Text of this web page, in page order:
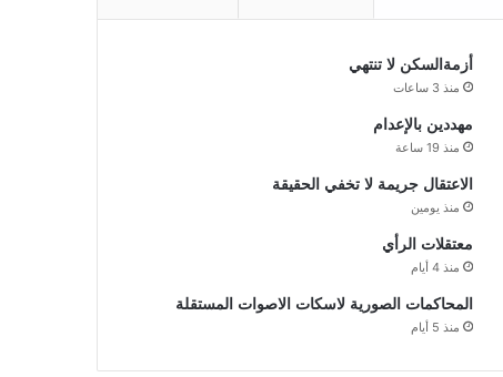
أزمةالسكن لا تنتهي
منذ 3 ساعات
مهددين بالإعدام
منذ 19 ساعة
الاعتقال جريمة لا تخفي الحقيقة
منذ يومين
معتقلات الرأي
منذ 4 أيام
المحاكمات الصورية لاسكات الاصوات المستقلة
منذ 5 أيام